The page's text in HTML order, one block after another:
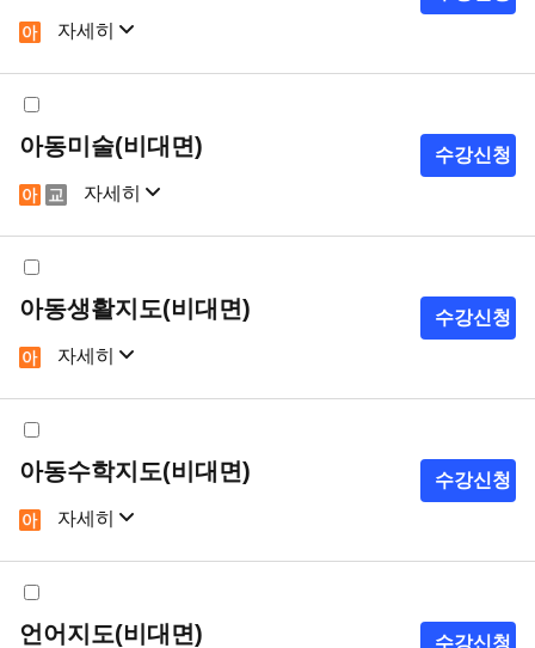
자세히
샘플강의 강의계획서
아동미술(비대면)
자세히
샘플강의 강의계획서
수강신청
아동생활지도(비대면)
자세히
샘플강의 강의계획서
수강신청
아동수학지도(비대면)
자세히
샘플강의 강의계획서
수강신청
언어지도(비대면) 수강신청